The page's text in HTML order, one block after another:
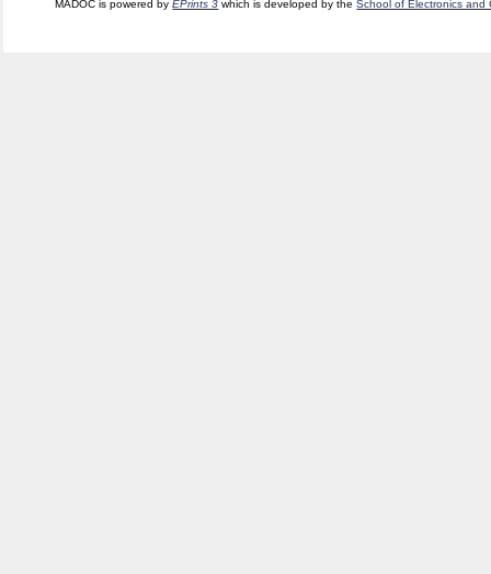
MADOC is powered byEPrints 3 which is developed by theSchool of Electronics and